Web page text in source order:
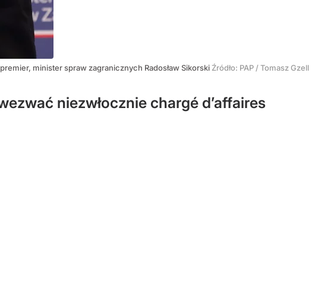
minister spraw zagranicznych Radosław Sikorski Źródło: PAP /Tomasz Gzell
niezwłocznie chargé d’affaires